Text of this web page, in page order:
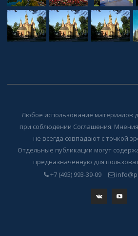
Любое использование материалов
при соблюдении Соглашения.
не всегда совпадают с точкой
Отдельные публикации могут
предназначенную для
+7 (495) 993-39-09